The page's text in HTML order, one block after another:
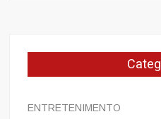
ENTRETENIMENTO